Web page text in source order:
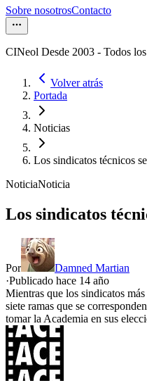
Sobre nosotrosContacto
CINeol Desde 2003 - Todos
Volver atrás
Portada
Noticias
Los sindicatos técnicos
NoticiaNoticia
Los sindicatos
Por
Damned Martian
·Publicado hace 14 año
Mientras que los sindicatos
siete ramas que se
tomar la Academia en sus